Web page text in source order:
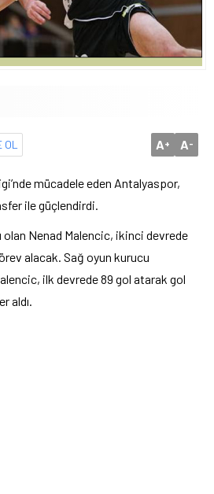
A+ A-
mücadele eden Antalyaspor,
ile güçlendirdi.
olan Nenad Malencic, ikinci devrede
alacak. Sağ oyun kurucu
ilk devrede 89 gol atarak gol
aldı.